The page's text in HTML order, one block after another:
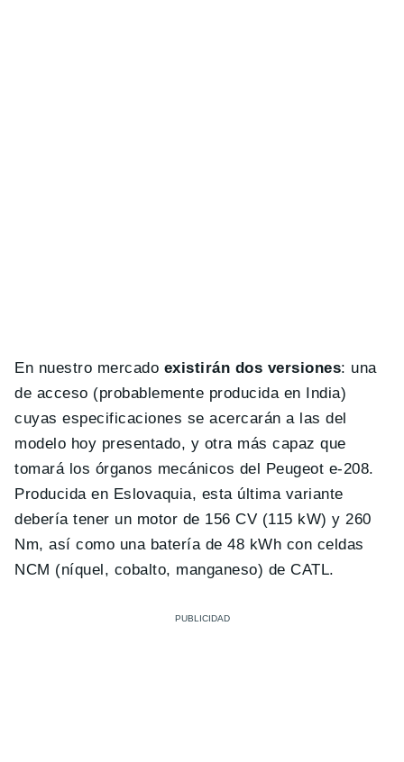
En nuestro mercado existirán dos versiones: una
de acceso (probablemente producida en India)
cuyas especificaciones se acercarán a las del
modelo hoy presentado, y otra más capaz que
tomará los órganos mecánicos del Peugeot e-208.
Producida en Eslovaquia, esta última variante
debería tener un motor de 156 CV (115 kW) y 260
Nm, así como una batería de 48 kWh con celdas
NCM (níquel, cobalto, manganeso) de CATL.